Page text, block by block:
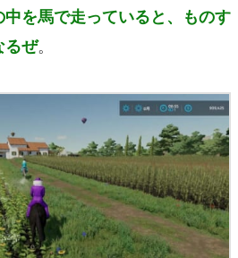
中を馬で走っていると、ものす
るぜ。